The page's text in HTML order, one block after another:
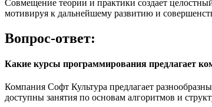
Совмещение теории и практики создает
мотивируя к дальнейшему развитию и
Вопрос-ответ:
Какие курсы программирования предлагает
Компания Софт Культура предлагает
доступны занятия по основам алгоритмов и